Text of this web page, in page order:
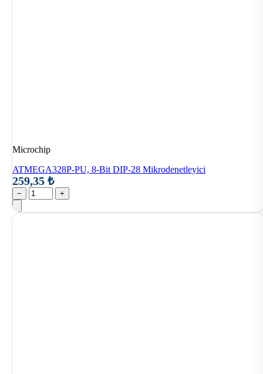
Microchip
ATMEGA328P-PU, 8-Bit DIP-28 Mikrodenetleyici
259,35 ₺
− +